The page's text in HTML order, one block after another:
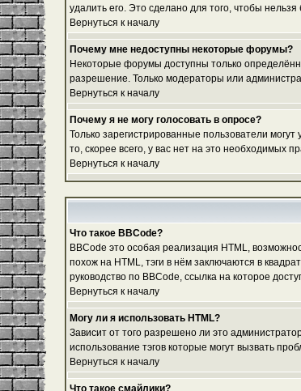
удалить его. Это сделано для того, чтобы
Вернуться к началу
Почему мне недоступны некоторые форумы?
Некоторые форумы доступны только
разрешение. Только модераторы или
Вернуться к началу
Почему я не могу голосовать в опросе?
Только зарегистрированные пользователи
то, скорее всего, у вас нет на это необходимых
Вернуться к началу
Что такое BBCode?
BBCode это особая реализация HTML,
похож на HTML, тэги в нём заключаются в
руководство по BBCode, ссылка на которое
Вернуться к началу
Могу ли я использовать HTML?
Зависит от того разрешено ли это
использование тэгов которые могут вызвать
Вернуться к началу
Что такое смайлики?